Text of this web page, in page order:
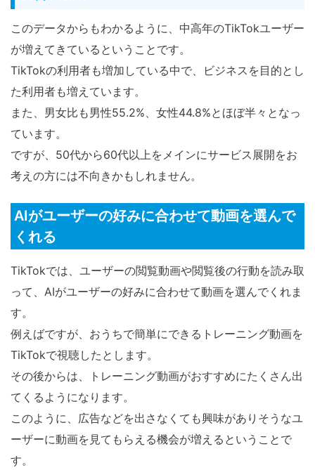
このデータからもわかるように、中高年のTikTokユーザー
が増えてきているということです。
TikTokの利用者も増加している中で、ビジネスを目的とし
た利用者も増えています。
また、男女比も男性55.2%、女性44.8%とほぼ半々となっ
ています。
ですが、50代から60代以上をメインにサービス展開をお
考えの方には不向きかもしれません。
AIがユーザーの好みに合わせて動画を選んで
くれる
TikTokでは、ユーザーの閲覧動画や閲覧後の行動を読み取
って、AIがユーザーの好みに合わせて動画を選んでくれま
す。
例えばですが、おうちで簡単にできるトレーニング動画を
TikTokで視聴したとします。
その後からは、トレーニング動画がおすすめにたくさん出
てくるようになります。
このように、広告などを出さなくても興味がありそうなユ
ーザーに動画を見てもらえる機会が増えるということで
す。